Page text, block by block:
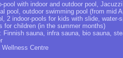
pool with indoor and outdoor pool,
pool, outdoor swimming pool (from mid
2 indoor-pools for kids with slide,
for children (in the summer months)
Finnish sauna, infra sauna, bio sauna,
Wellness Centre